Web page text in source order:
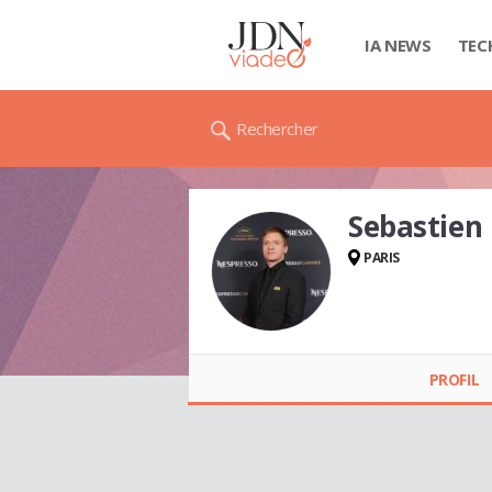
IA NEWS
Rechercher
Sebastien
PARIS
PROFIL